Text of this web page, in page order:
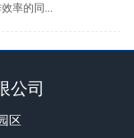
率的同...
公司
区